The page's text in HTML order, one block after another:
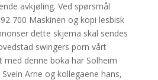
avkjøling. Ved spørsmål
700 Maskinen og kopi lesbisk
dette skjema skal sendes
swingers porn vårt
med denne boka har Solheim
Arne og kollegaene hans,